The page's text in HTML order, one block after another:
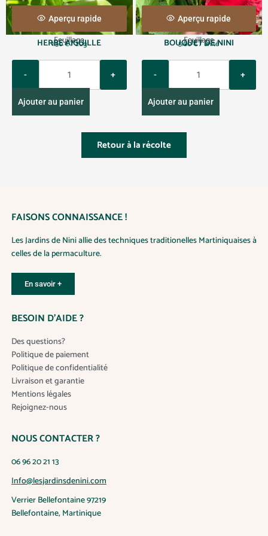
l
u
s
i
e
r
n
.
L
s
e
ê
r
e
Aperçu rapide
Feuillage
HERBE AIGUILLE
1.50€/ 20g
a
t
Ajouter au panier
Aperçu rapide
Feuillage
BOUQUET DE NINI
5.00€/ unité
a
t
i
t
y
Ajouter au panier
Retour à la récolte
FAISONS CONNAISSANCE !
Les Jardins de Nini allie des techniques traditionelles Martiniquaises à
celles de la permaculture.
En savoir +
BESOIN D’AIDE ?
Des questions?
Politique de paiement
Politique de confidentialité
Livraison et garantie
Mentions légales
Rejoignez-nous
NOUS CONTACTER ?
06 96 20 21 13
Info@lesjardinsdenini.com
Verrier Bellefontaine 97219
Bellefontaine, Martinique